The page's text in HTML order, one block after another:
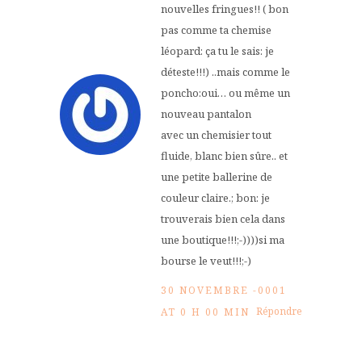
nouvelles fringues!! ( bon
pas comme ta chemise
léopard: ça tu le sais: je
déteste!!!) ..mais comme le
poncho:oui… ou même un
nouveau pantalon
avec un chemisier tout
fluide, blanc bien sûre.. et
une petite ballerine de
couleur claire.; bon: je
trouverais bien cela dans
une boutique!!!;-))))si ma
bourse le veut!!!;-)
30 NOVEMBRE -0001
AT 0 H 00 MIN Répondre